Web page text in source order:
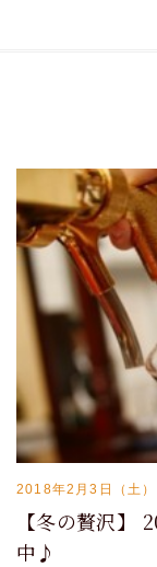
2018年2月3日（土）
【冬の贅沢】
中♪